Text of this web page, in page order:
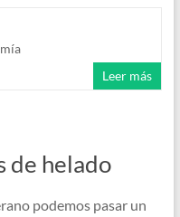
Leer más
de helado
podemos pasar un